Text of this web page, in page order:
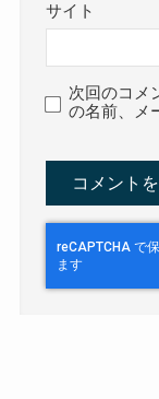
サイト
次回のコメ
の名前、メ